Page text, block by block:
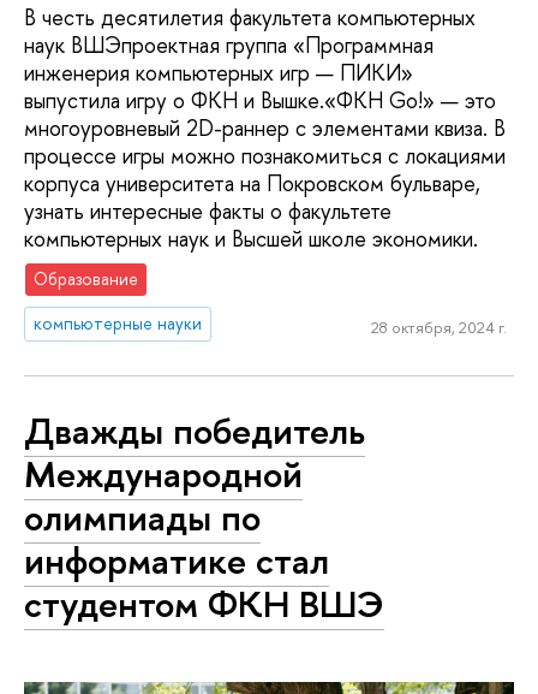
В честь десятилетия факультета компьютерных
наук ВШЭпроектная группа «Программная
инженерия компьютерных игр — ПИКИ»
выпустила игру о ФКН и Вышке.«ФКН Go!» — это
многоуровневый 2D-раннер с элементами квиза. В
процессе игры можно познакомиться с локациями
корпуса университета на Покровском бульваре,
узнать интересные факты о факультете
компьютерных наук и Высшей школе экономики.
Образование
компьютерные науки
28 октября, 2024 г.
Дважды победитель
Международной
олимпиады по
информатике стал
студентом ФКН ВШЭ